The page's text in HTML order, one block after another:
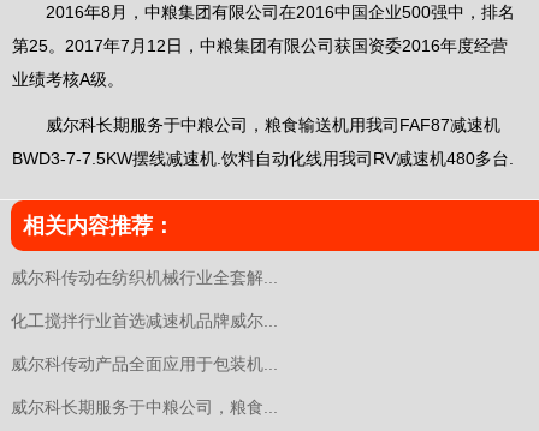
2016年8月，中粮集团有限公司在2016中国企业500强中，排名
第25。2017年7月12日，中粮集团有限公司获国资委2016年度经营
业绩考核A级。
威尔科长期服务于中粮公司，粮食输送机用我司FAF87减速机
BWD3-7-7.5KW摆线减速机.饮料自动化线用我司RV减速机480多台.
相关内容推荐：
威尔科传动在纺织机械行业全套解...
化工搅拌行业首选减速机品牌威尔...
威尔科传动产品全面应用于包装机...
威尔科长期服务于中粮公司，粮食...